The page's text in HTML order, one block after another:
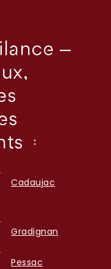
–
:
Cadaujac
Gradignan
Pessac